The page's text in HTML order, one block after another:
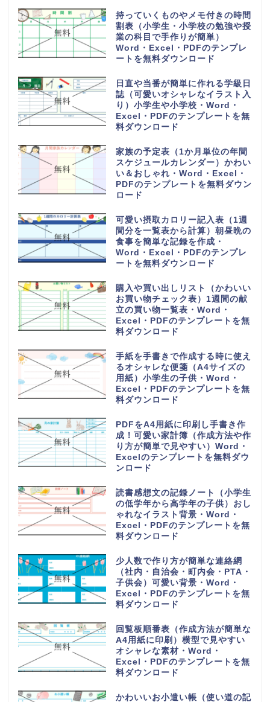
旅行の予定表や日程表を手作りの
しおりを作る（作り方や作成方法
が簡単）可愛い・Word・
Excel・PDFのテンプレートを無
6分割でわかりやすい電話や来社
に対応した伝言メモ（対応した内
容を簡単に作成）Word・
Excel・PDFのテンプレートを無
電話や来客の伝言対応メモ
（ExcelやWordで電話・来社・
メールに編集）見やすく使える・
Word・Excel・PDFのテンプレ
体重測定の記録表（グラフやチャ
ートで簡単に移行一覧表を作成）
可愛い手書き・Word・Excel・
PDFのテンプレートを無料ダウン
持っていくものやメモ付きの時間
割表（小学生・小学校の勉強や授
業の科目で手作りが簡単）
Word・Excel・PDFのテンプレ
日直や当番が簡単に作れる学級日
誌（可愛いオシャレなイラスト入
り）小学生や小学校・Word・
Excel・PDFのテンプレートを無
家族の予定表（1か月単位の年間
スケジュールカレンダー）かわい
い＆おしゃれ・Word・Excel・
PDFのテンプレートを無料ダウン
可愛い摂取カロリー記入表（1週
間分を一覧表から計算）朝昼晩の
食事を簡単な記録を作成・
Word・Excel・PDFのテンプレ
購入や買い出しリスト（かわいい
お買い物チェック表）1週間の献
立の買い物一覧表・Word・
Excel・PDFのテンプレートを無
手紙を手書きで作成する時に使え
るオシャレな便箋（A4サイズの
用紙）小学生の子供・Word・
Excel・PDFのテンプレートを無